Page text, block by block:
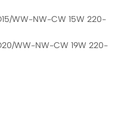
WW-NW-CW 15W 220-
WW-NW-CW 19W 220-